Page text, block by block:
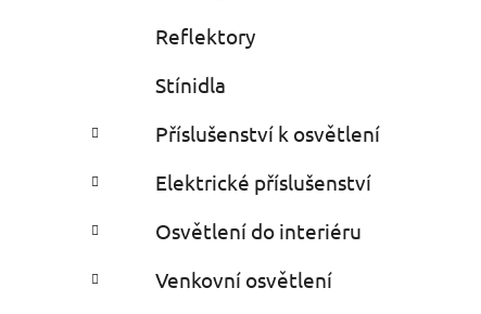
Reflektory
Stínidla
Příslušenství k osvětlení
Elektrické příslušenství
Osvětlení do interiéru
Venkovní osvětlení